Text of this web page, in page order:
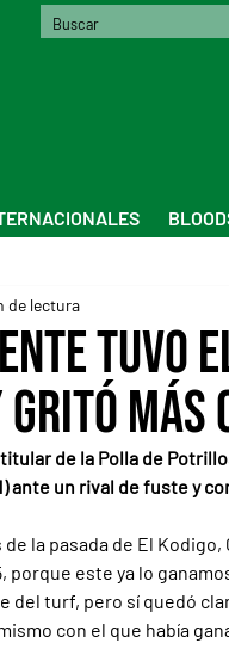
tuvo
gritó más
de lectura
de la Polla de
ante un rival de fuste y
la pasada de El
porque este ya lo
del turf, pero sí quedó
con el que había